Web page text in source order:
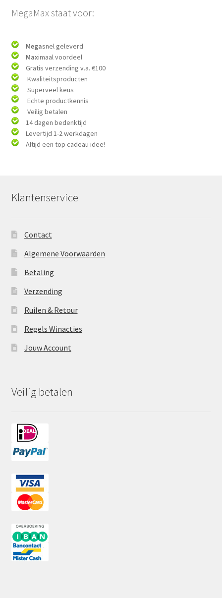
MegaMax staat voor:
Megasnel geleverd
Maximaal voordeel
Gratis verzending v.a. €100
Kwaliteitsproducten
Superveel keus
Echte productkennis
Veilig betalen
14 dagen bedenktijd
Levertijd 1-2 werkdagen
Altijd een top cadeau idee!
Klantenservice
Contact
Algemene Voorwaarden
Betaling
Verzending
Ruilen & Retour
Regels Winacties
Jouw Account
Veilig betalen